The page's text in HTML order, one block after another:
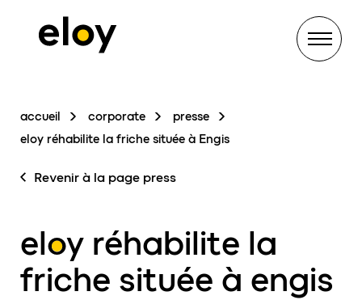
Menu
accueil corporate
presse
eloy réhabilite la friche située à Engis
Revenir à la page press
eloy réhabilite la
friche située à engis